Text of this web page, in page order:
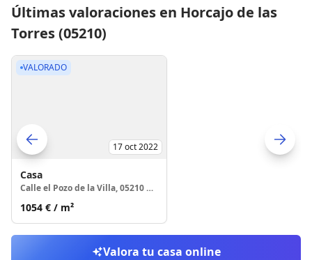
Últimas valoraciones en Horcajo de las
Torres (05210)
Skip to
VALORADO
17 oct 2022
Casa
Calle el Pozo de la Villa, 05210 Horcajo de las Torres
1054 € / m²
Valora tu casa online